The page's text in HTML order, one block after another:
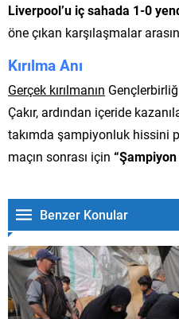
Liverpool’u iç sahada 1-0
öne çıkan karşılaşmalar
Kırılma Anı
Gerçek kırılmanın
Çakır, ardından içeride
takımda şampiyonluk hissini
maçın sonrası için
Benzer Konular